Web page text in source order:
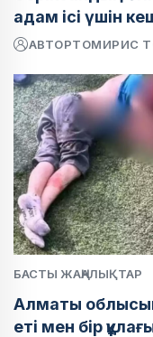
адам ісі үшін
АВТОРТОМИРИС
БАСТЫ ЖАҢАЛЫҚТАР
Алматы
еті мен бір